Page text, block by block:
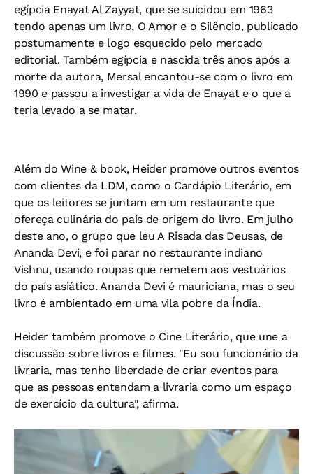
egípcia Enayat Al Zayyat, que se suicidou em 1963
tendo apenas um livro, O Amor e o Silêncio, publicado
postumamente e logo esquecido pelo mercado
editorial. Também egípcia e nascida três anos após a
morte da autora, Mersal encantou-se com o livro em
1990 e passou a investigar a vida de Enayat e o que a
teria levado a se matar.
Além do Wine & book, Heider promove outros eventos
com clientes da LDM, como o Cardápio Literário, em
que os leitores se juntam em um restaurante que
ofereça culinária do país de origem do livro. Em julho
deste ano, o grupo que leu A Risada das Deusas, de
Ananda Devi, e foi parar no restaurante indiano
Vishnu, usando roupas que remetem aos vestuários
do país asiático. Ananda Devi é mauriciana, mas o seu
livro é ambientado em uma vila pobre da Índia.
Heider também promove o Cine Literário, que une a
discussão sobre livros e filmes. "Eu sou funcionário da
livraria, mas tenho liberdade de criar eventos para
que as pessoas entendam a livraria como um espaço
de exercício da cultura", afirma.